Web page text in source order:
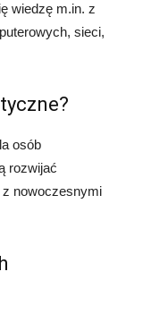
wiedzę m.in. z
sieci,
osób
rozwijać
z nowoczesnymi